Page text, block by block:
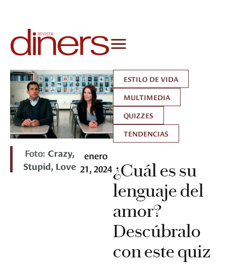
Foto: Crazy,
Stupid, Love
enero
21, 2024
ESTILO DE VIDA
MULTIMEDIA
QUIZZES
TENDENCIAS
¿Cuál es su
lenguaje del
amor?
Descúbralo
con este quiz